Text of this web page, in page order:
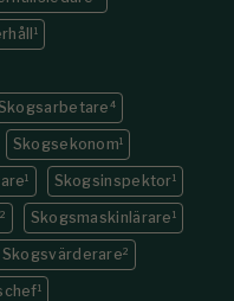
1
4
Skogsekonom1
1 Skogsinspektor1
2 Skogsmaskinlärare 1
Skogsvärderare2
1